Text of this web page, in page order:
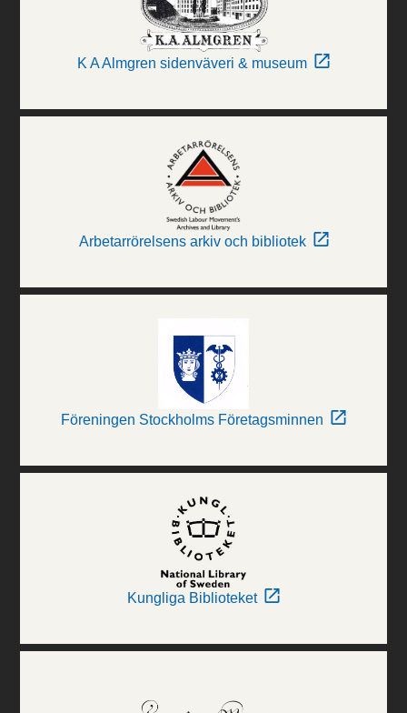
K A Almgren sidenväveri & museum
Arbetarrörelsens arkiv och bibliotek
Föreningen Stockholms Företagsminnen
Kungliga Biblioteket